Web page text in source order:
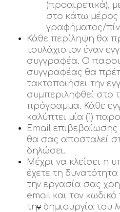
(προαιρετικά),
στο κάτω μέρος
γραφήματος/
Κάθε περίληψη θα
τουλάχιστον έναν
συγγραφέα. Ο
συγγραφέας θα
τακτοποιήσει την
συμπεριληφθεί στο
πρόγραμμα. Κάθε
καλύπτει μία (1)
Email
θα σας αποσταλεί
δηλώσει.
Μέχρι να κλείσει η
έχετε τη
την εργασία σας
email και τον
την δημιουργία του